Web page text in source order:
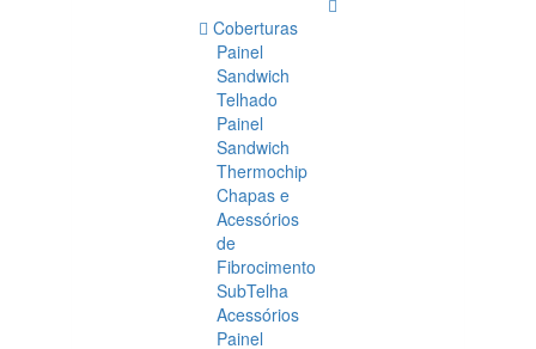
Coberturas
Painel
Sandwich
Telhado
Painel
Sandwich
Thermochip
Chapas e
Acessórios
de
Fibrocimento
SubTelha
Acessórios
Painel